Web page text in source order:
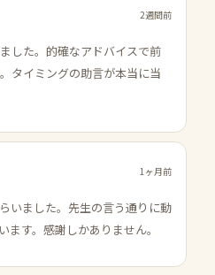
2週間前
した。的確なアドバイスで前
タイミングの助言が本当に当
1ヶ月前
いました。先生の言う通りに動
ます。感謝しかありません。